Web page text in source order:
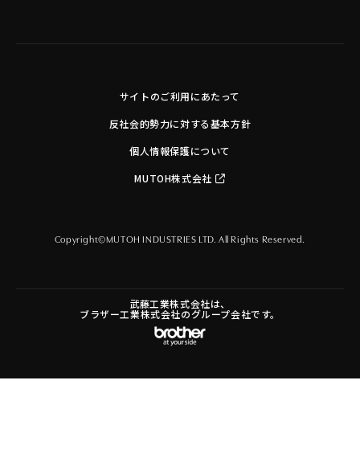
サイトのご利用にあたって
反社会的勢力に対する基本方針
個人情報保護について
MUTOH株式会社
Copyright©MUTOH INDUSTRIES LTD. All Rights Reserved.
武藤工業株式会社は、
ブラザー工業株式会社のグループ会社です。